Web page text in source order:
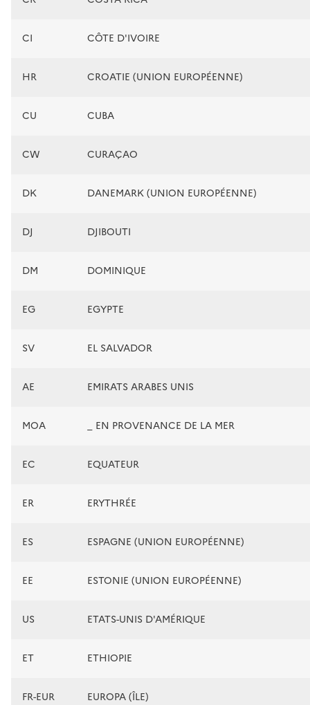
CI CÔTE D'IVOIRE
HR CROATIE (UNION EUROPÉENNE)
CU CUBA
CW CURAÇAO
DK DANEMARK (UNION EUROPÉENNE)
DJ DJIBOUTI
DM DOMINIQUE
EG EGYPTE
SV EL SALVADOR
AE EMIRATS ARABES UNIS
MOA _ EN PROVENANCE DE LA MER
EC EQUATEUR
ER ERYTHRÉE
ES ESPAGNE (UNION EUROPÉENNE)
EE ESTONIE (UNION EUROPÉENNE)
US ETATS-UNIS D'AMÉRIQUE
ET ETHIOPIE
FR-EUR EUROPA (ÎLE)